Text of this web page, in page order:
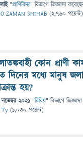
"প্রাণিবিদ্যা" বিভাগে জিজ্ঞাসা
ZAMAN SHIHAB (2,760 পয়েন্ট)
কোন প্রাণী
দিনের মধ্যে মানুষ
হয়?
2021 "বিবিধ" বিভাগে জিজ্ঞাসা
(1,030 পয়েন্ট)